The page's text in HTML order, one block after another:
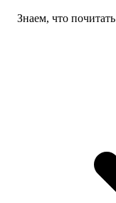
Знаем, что почитать